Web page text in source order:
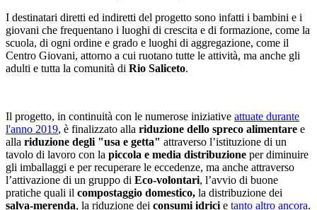
I destinatari diretti ed indiretti del progetto sono infatti i bambini e i
giovani che frequentano i luoghi di crescita e di formazione, come la
scuola, di ogni ordine e grado e luoghi di aggregazione, come il
Centro Giovani, attorno a cui ruotano tutte le attività, ma anche gli
adulti e tutta la comunità di Rio Saliceto.
Il progetto, in continuità con le numerose iniziative attuate durante
l'anno 2019, è finalizzato alla riduzione dello spreco alimentare e
alla riduzione degli "usa e getta" attraverso l’istituzione di un
tavolo di lavoro con la piccola e media distribuzione per diminuire
gli imballaggi e per recuperare le eccedenze, ma anche attraverso
l’attivazione di un gruppo di Eco-volontari, l’avvio di buone
pratiche quali il compostaggio domestico, la distribuzione dei
salva-merenda, la riduzione dei consumi idrici e tanto altro ancora.